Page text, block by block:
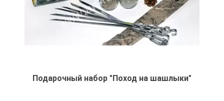
Подарочный набор "Поход на шашлыки"